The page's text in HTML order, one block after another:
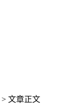
> 文章正文